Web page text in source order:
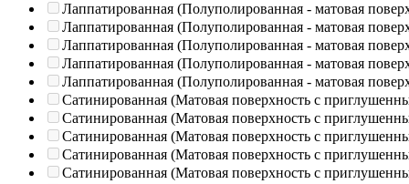
Лаппатированная (Полуполированная - матовая
Лаппатированная (Полуполированная - матовая
Лаппатированная (Полуполированная - матовая
Лаппатированная (Полуполированная - матовая
Лаппатированная (Полуполированная - матовая
Сатинированная (Матовая поверхность с
Сатинированная (Матовая поверхность с
Сатинированная (Матовая поверхность с
Сатинированная (Матовая поверхность с
Сатинированная (Матовая поверхность с